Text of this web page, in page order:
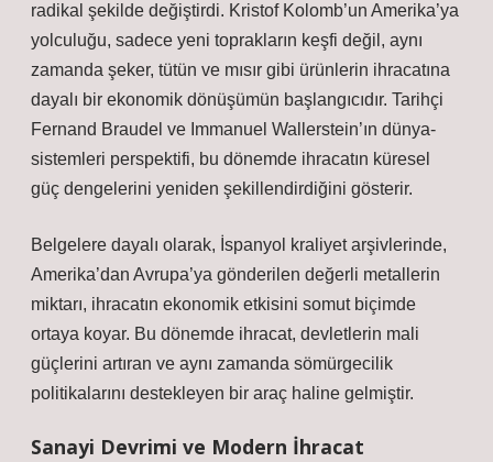
radikal şekilde değiştirdi. Kristof Kolomb’un Amerika’ya
yolculuğu, sadece yeni toprakların keşfi değil, aynı
zamanda şeker, tütün ve mısır gibi ürünlerin ihracatına
dayalı bir ekonomik dönüşümün başlangıcıdır. Tarihçi
Fernand Braudel ve Immanuel Wallerstein’ın dünya-
sistemleri perspektifi, bu dönemde ihracatın küresel
güç dengelerini yeniden şekillendirdiğini gösterir.
Belgelere dayalı olarak, İspanyol kraliyet arşivlerinde,
Amerika’dan Avrupa’ya gönderilen değerli metallerin
miktarı, ihracatın ekonomik etkisini somut biçimde
ortaya koyar. Bu dönemde ihracat, devletlerin mali
güçlerini artıran ve aynı zamanda sömürgecilik
politikalarını destekleyen bir araç haline gelmiştir.
Sanayi Devrimi ve Modern İhracat